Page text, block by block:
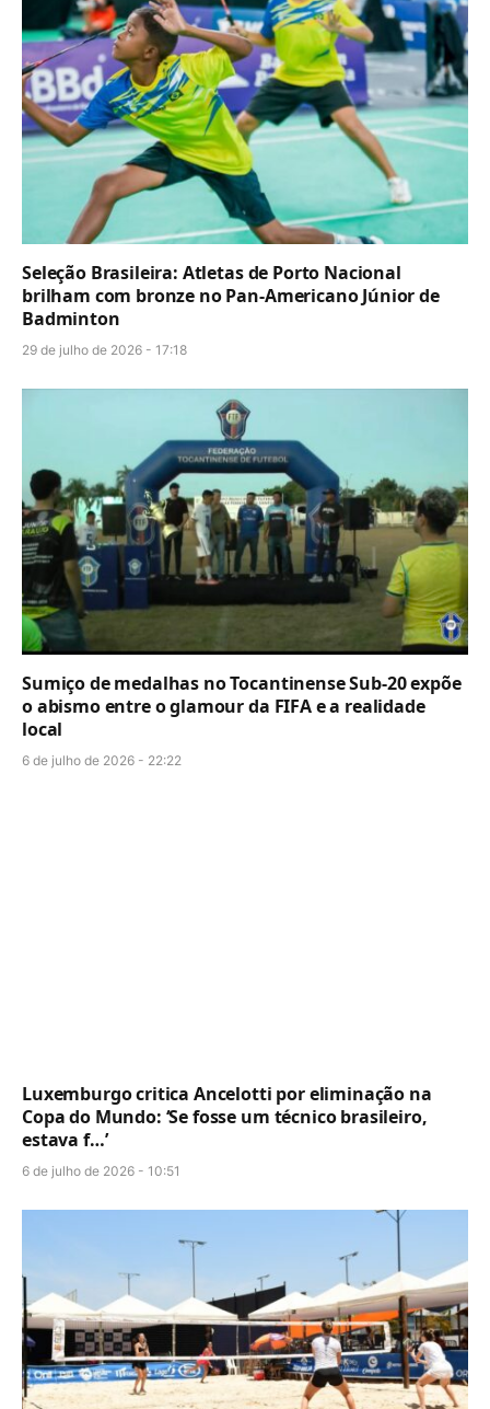
Seleção Brasileira: Atletas de Porto Nacional
brilham com bronze no Pan-Americano Júnior de
Badminton
29 de julho de 2026 - 17:18
Sumiço de medalhas no Tocantinense Sub-20 expõe
o abismo entre o glamour da FIFA e a realidade
local
6 de julho de 2026 - 22:22
Luxemburgo critica Ancelotti por eliminação na
Copa do Mundo: ‘Se fosse um técnico brasileiro,
estava f…’
6 de julho de 2026 - 10:51